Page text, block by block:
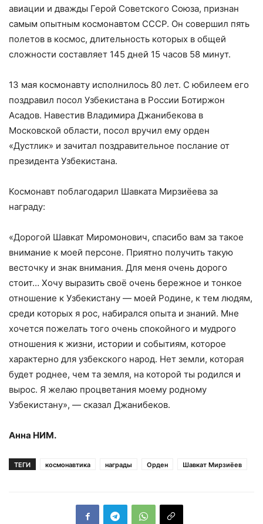
авиации и дважды Герой Советского Союза, признан
самым опытным космонавтом СССР. Он совершил пять
полетов в космос, длительность которых в общей
сложности составляет 145 дней 15 часов 58 минут.
13 мая космонавту исполнилось 80 лет. С юбилеем его
поздравил посол Узбекистана в России Ботиржон
Асадов. Навестив Владимира Джанибекова в
Московской области, посол вручил ему орден
«Дустлик» и зачитал поздравительное послание от
президента Узбекистана.
Космонавт поблагодарил Шавката Мирзиёева за
награду:
«Дорогой Шавкат Миромонович, спасибо вам за такое
внимание к моей персоне. Приятно получить такую
весточку и знак внимания. Для меня очень дорого
стоит… Хочу выразить своё очень бережное и тонкое
отношение к Узбекистану — моей Родине, к тем людям,
среди которых я рос, набирался опыта и знаний. Мне
хочется пожелать того очень спокойного и мудрого
отношения к жизни, истории и событиям, которое
характерно для узбекского народ. Нет земли, которая
будет роднее, чем та земля, на которой ты родился и
вырос. Я желаю процветания моему родному
Узбекистану», — сказал Джанибеков.
Анна НИМ.
ТЕГИ космонавтика награды Орден Шавкат Мирзиёев